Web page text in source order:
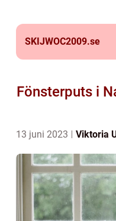
SKIJWOC2009.se
Fönsterputs i
13 juni 2023 Viktoria